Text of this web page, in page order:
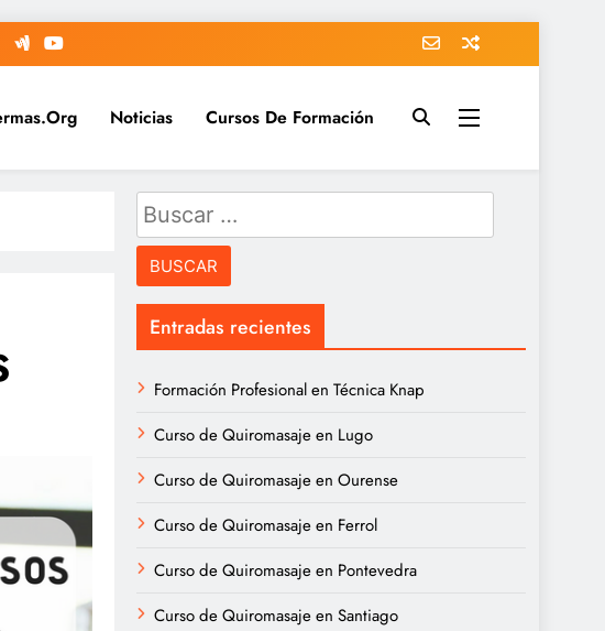
aprender más + cursos y masters
Noticias Cursos De Formación
Buscar:
Entradas recientes
Formación Profesional en Técnica Knap
Curso de Quiromasaje en Lugo
Curso de Quiromasaje en Ourense
Curso de Quiromasaje en Ferrol
Curso de Quiromasaje en Pontevedra
Curso de Quiromasaje en Santiago